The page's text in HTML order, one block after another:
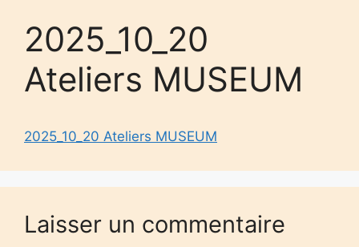
2025_10_20
Ateliers MUSEUM
2025_10_20 Ateliers MUSEUM
Laisser un commentaire